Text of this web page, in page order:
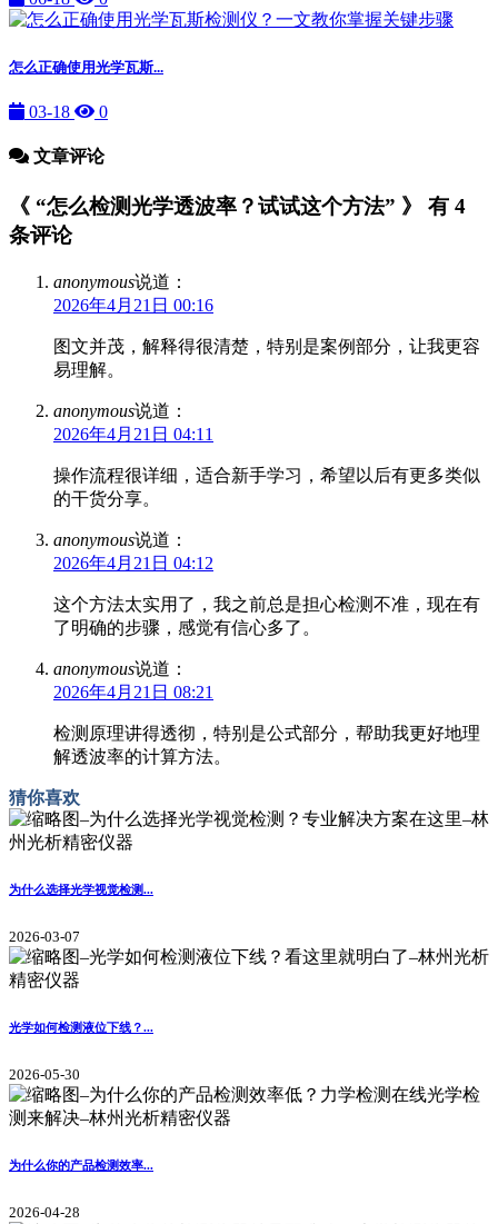
怎么正确使用光学瓦斯...
03-18 0
文章评论
《 “怎么检测光学透波率？试试这个方法” 》 有 4
条评论
anonymous说道：
2026年4月21日 00:16
图文并茂，解释得很清楚，特别是案例部分，让我更容
易理解。
anonymous说道：
2026年4月21日 04:11
操作流程很详细，适合新手学习，希望以后有更多类似
的干货分享。
anonymous说道：
2026年4月21日 04:12
这个方法太实用了，我之前总是担心检测不准，现在有
了明确的步骤，感觉有信心多了。
anonymous说道：
2026年4月21日 08:21
检测原理讲得透彻，特别是公式部分，帮助我更好地理
解透波率的计算方法。
猜你喜欢
为什么选择光学视觉检测...
2026-03-07
光学如何检测液位下线？...
2026-05-30
为什么你的产品检测效率...
2026-04-28